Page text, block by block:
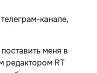
канале,
меня в
редактором RT